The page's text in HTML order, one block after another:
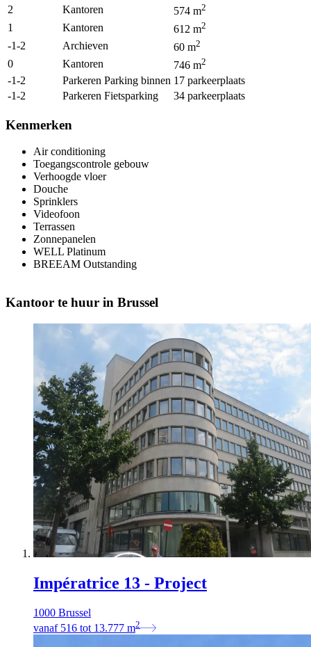
2 Kantoren 574 m2
1 Kantoren 612 m2
-1-2 Archieven 60 m2
0 Kantoren 746 m2
-1-2 Parkeren Parking binnen 17 parkeerplaats
-1-2
Parkeren Fietsparking 34 parkeerplaats
Kenmerken
Air conditioning
Toegangscontrole gebouw
Verhoogde vloer
Douche
Sprinklers
Videofoon
Terrassen
Zonnepanelen
WELL Platinum
BREEAM Outstanding
Kantoor te huur in Brussel
Impératrice 13 - Project
1000 Brussel
vanaf 516 tot 13.777 m2